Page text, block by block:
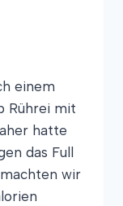
einem
Rührei mit
hatte
das Full
wir